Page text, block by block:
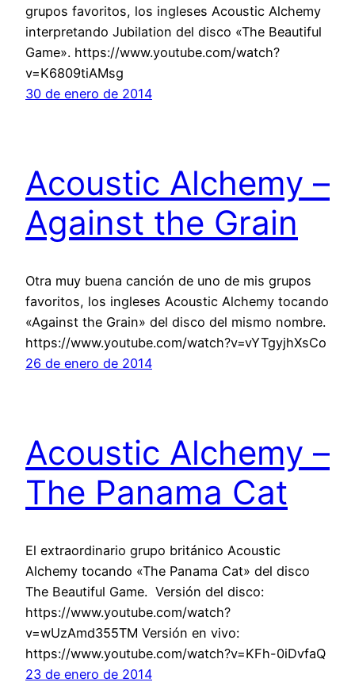
grupos favoritos, los ingleses Acoustic Alchemy
interpretando Jubilation del disco «The Beautiful
Game». https://www.youtube.com/watch?
v=K6809tiAMsg
30 de enero de 2014
Acoustic Alchemy –
Against the Grain
Otra muy buena canción de uno de mis grupos
favoritos, los ingleses Acoustic Alchemy tocando
«Against the Grain» del disco del mismo nombre.
https://www.youtube.com/watch?v=vYTgyjhXsCo
26 de enero de 2014
Acoustic Alchemy –
The Panama Cat
El extraordinario grupo británico Acoustic
Alchemy tocando «The Panama Cat» del disco
The Beautiful Game. Versión del disco:
https://www.youtube.com/watch?
v=wUzAmd355TM Versión en vivo:
https://www.youtube.com/watch?v=KFh-0iDvfaQ
23 de enero de 2014